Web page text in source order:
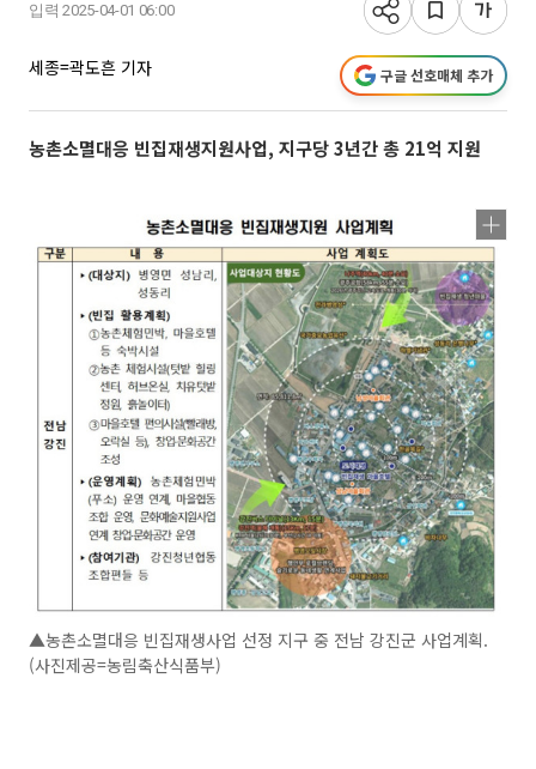
입력 2025-04-01 06:00
세종=곽도흔 기자 구글 선호매체 추가
농촌소멸대응 빈집재생지원사업, 지구당 3년간 총 21억 지원
▲농촌소멸대응 빈집재생사업 선정 지구 중 전남 강진군 사업계획.
(사진제공=농림축산식품부)